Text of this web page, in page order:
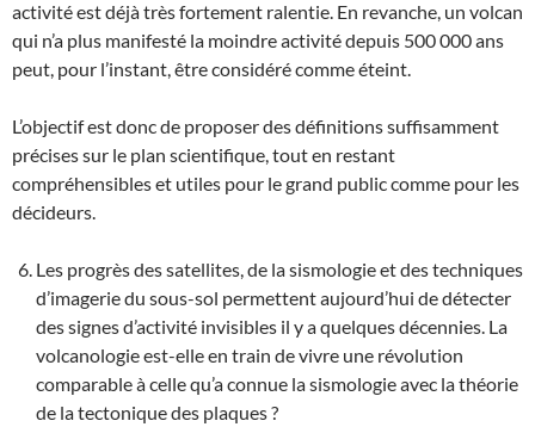
activité est déjà très fortement ralentie. En revanche, un volcan
qui n’a plus manifesté la moindre activité depuis 500 000 ans
peut, pour l’instant, être considéré comme éteint.
L’objectif est donc de proposer des définitions suffisamment
précises sur le plan scientifique, tout en restant
compréhensibles et utiles pour le grand public comme pour les
décideurs.
Les progrès des satellites, de la sismologie et des techniques
d’imagerie du sous-sol permettent aujourd’hui de détecter
des signes d’activité invisibles il y a quelques décennies. La
volcanologie est-elle en train de vivre une révolution
comparable à celle qu’a connue la sismologie avec la théorie
de la tectonique des plaques ?